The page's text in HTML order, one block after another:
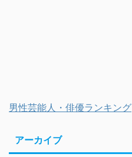
男性芸能人・俳優ランキング
アーカイブ